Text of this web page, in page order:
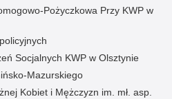
Pożyczkowa Przy KWP w
Socjalnych KWP w Olsztynie
Mazurskiego
Kobiet i Mężczyzn im. mł. asp.